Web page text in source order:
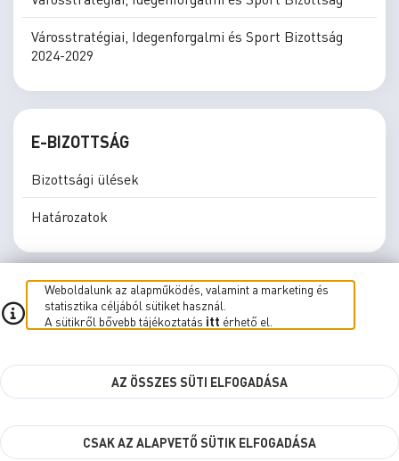
Városstratégiai, Idegenforgalmi és Sport Bizottság
2024-2029
E-BIZOTTSÁG
Bizottsági ülések
Határozatok
E-közgyűlés E-Bizottság Élő közvetítés
kbr.szombathely.hu
Weboldalunk az alapműködés, valamint a marketing és
statisztika céljából sütiket használ.
A sütikről bővebb tájékoztatás itt érhető el.
AZ ÖSSZES SÜTI ELFOGADÁSA
CSAK AZ ALAPVETŐ SÜTIK ELFOGADÁSA